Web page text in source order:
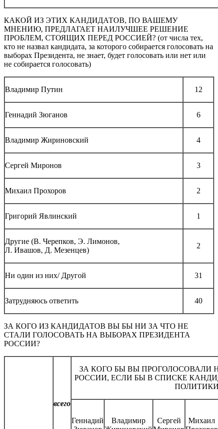
КАКОЙ ИЗ ЭТИХ КАНДИДАТОВ, ПО ВАШЕМУ
МНЕНИЮ, ПРЕДЛАГАЕТ НАИЛУЧШЕЕ РЕШЕНИЕ
ПРОБЛЕМ, СТОЯЩИХ ПЕРЕД РОССИЕЙ? (от числа тех,
кто не назвал кандидата, за которого собирается голосовать на
выборах Президента, не знает, будет голосовать или нет или
не собирается голосовать)
Владимир Путин 12
Геннадий Зюганов 6
Владимир Жириновский 4
Сергей Миронов 3
Михаил Прохоров 2
Григорий Явлинский 1
Другие (В. Черепков, Э. Лимонов,
Л. Ивашов, Д. Мезенцев)
2
Ни один из них/ Другой 31
Затрудняюсь ответить 40
ЗА КОГО ИЗ КАНДИДАТОВ ВЫ БЫ НИ ЗА ЧТО НЕ
СТАЛИ ГОЛОСОВАТЬ НА ВЫБОРАХ ПРЕЗИДЕНТА
РОССИИ?
всего
ЗА КОГО БЫ ВЫ ПРОГОЛОСОВАЛИ
РОССИИ, ЕСЛИ БЫ В СПИСКЕ
Геннадий
Владимир
Сергей
Михаил